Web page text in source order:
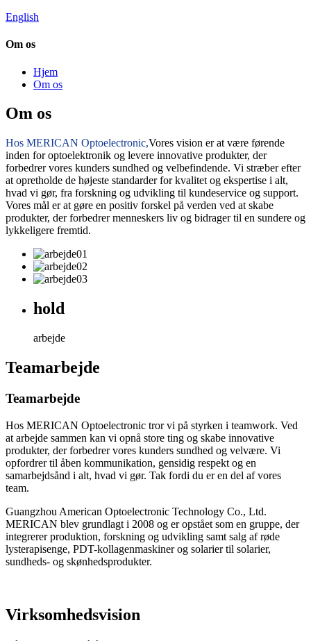
English
Om os
Hjem
Om os
Om os
Hos MERICAN Optoelectronic,Vores vision er at være førende
inden for optoelektronik og levere innovative produkter, der
forbedrer vores kunders sundhed og velbefindende. Vi stræber efter
at opretholde de højeste standarder for kvalitet og ekspertise i alt,
hvad vi gør, fra forskning og udvikling til kundeservice og support.
Vores mål er at gøre en positiv forskel på verden ved at skabe
produkter, der forbedrer menneskers liv og bidrager til en sundere og
lykkeligere fremtid.
hold
arbejde
Teamarbejde
Teamarbejde
Hos MERICAN Optoelectronic tror vi på styrken i teamwork. Ved
at arbejde sammen kan vi opnå store ting og skabe innovative
produkter, der forbedrer vores kunders sundhed og velvære. Vi
opfordrer til åben kommunikation, gensidig respekt og en
samarbejdsånd i alt, hvad vi gør. Tak fordi du er en del af vores
team.
Guangzhou American Optoelectronic Technology Co., Ltd.
MERICAN blev grundlagt i 2008 og er opstået som en gruppe, der
integrerer produktion, forskning og udvikling samt salg af røde
lysterapisenge, PDT-kollagenmaskiner og solarier til solarier,
sundheds- og skønhedsprodukter.
Virksomhedsvision